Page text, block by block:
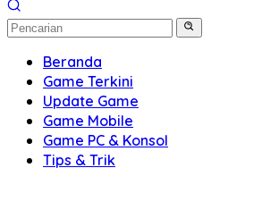
Beranda
Game Terkini
Update Game
Game Mobile
Game PC & Konsol
Tips & Trik